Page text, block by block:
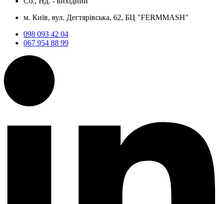
м. Київ, вул. Дегтярівська, 62, БЦ "FERMMASH"
098 093 42 04
067 954 88 99